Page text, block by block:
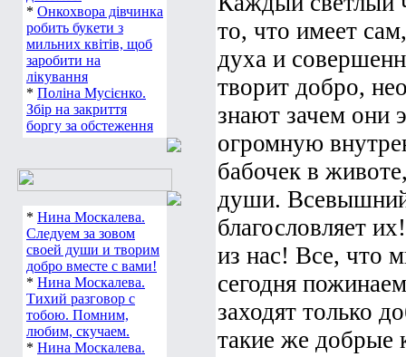
* Онкохвора дівчинка
робить букети з
мильних квітів, щоб
заробити на
лікування
* Поліна Мусієнко.
Збір на закриття
боргу за обстеження
* Нина Москалева.
Следуем за зовом
своей души и творим
добро вместе с вами!
* Нина Москалева.
Тихий разговор с
тобою. Помним,
любим, скучаем.
* Нина Москалева.
то, что имеет
духа и
творит добро,
знают зачем они
огромную
бабочек в
души. Всевышний
благословляет
из нас! Все, что
сегодня
заходят только
такие же добрые